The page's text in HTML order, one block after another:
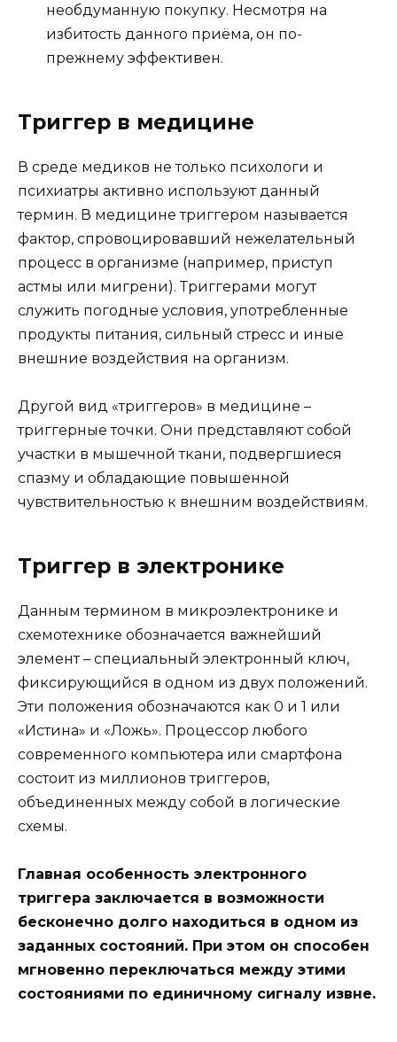
необдуманную покупку. Несмотря на
избитость данного приёма, он по-
прежнему эффективен.
Триггер в медицине
В среде медиков не только психологи и
психиатры активно используют данный
термин. В медицине триггером называется
фактор, спровоцировавший нежелательный
процесс в организме (например, приступ
астмы или мигрени). Триггерами могут
служить погодные условия, употребленные
продукты питания, сильный стресс и иные
внешние воздействия на организм.
Другой вид «триггеров» в медицине –
триггерные точки. Они представляют собой
участки в мышечной ткани, подвергшиеся
спазму и обладающие повышенной
чувствительностью к внешним воздействиям.
Триггер в электронике
Данным термином в микроэлектронике и
схемотехнике обозначается важнейший
элемент – специальный электронный ключ,
фиксирующийся в одном из двух положений.
Эти положения обозначаются как 0 и 1 или
«Истина» и «Ложь». Процессор любого
современного компьютера или смартфона
состоит из миллионов триггеров,
объединенных между собой в логические
схемы.
Главная особенность электронного
триггера заключается в возможности
бесконечно долго находиться в одном из
заданных состояний. При этом он способен
мгновенно переключаться между этими
состояниями по единичному сигналу извне.